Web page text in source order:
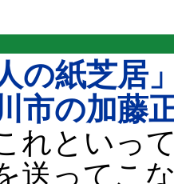
の紙芝居
市の加藤
れといっ
送ってこ